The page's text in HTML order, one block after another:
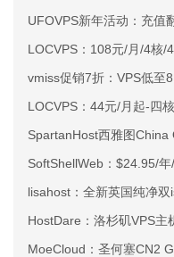
UFOVPS新年活动：充值
LOCVPS：108元/月/4核/
vmiss促销7折：VPS低至
LOCVPS：44元/月起-四
SpartanHost西雅图
SoftShellWeb：$24.95/
lisahost：全新英国纯净
HostDare：洛杉矶VPS
MoeCloud：圣何塞CN2